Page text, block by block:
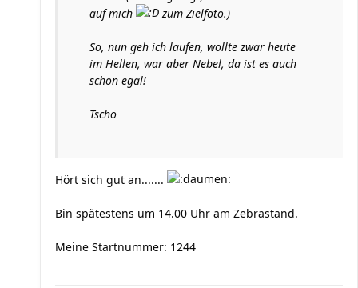
auf mich
zum Zielfoto.)
So, nun geh ich laufen, wollte zwar heute
im Hellen, war aber Nebel, da ist es auch
schon egal!
Tschö
Hört sich gut an.......
Bin spätestens um 14.00 Uhr am Zebrastand.
Meine Startnummer: 1244